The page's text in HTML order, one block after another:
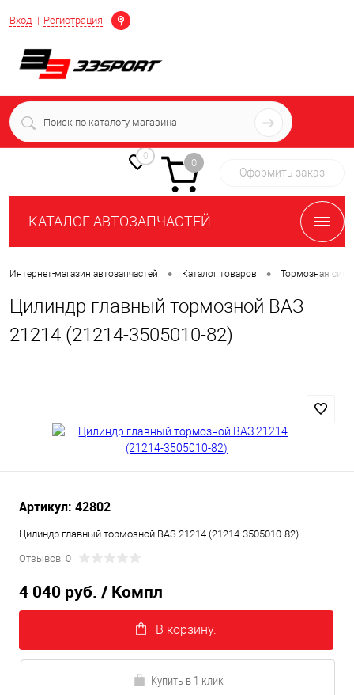
Вход Регистрация
Определение
+7 (939) 716-10-06
пн-пт 7:00-16:00 МСК
0
0
Оформить заказ
КАТАЛОГ АВТОЗАПЧАСТЕЙ
Интернет-магазин автозапчастей • Каталог товаров • Тормозная
Цилиндр главный тормозной ВАЗ
21214 (21214-3505010-82)
Артикул: 42802
Цилиндр главный тормозной ВАЗ 21214 (21214-3505010-82)
Отзывов: 0
4 040 руб. / Компл
В корзину.
Купить в 1 клик